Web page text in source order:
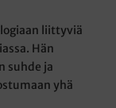
liittyviä
Hän
suhde ja
yhä